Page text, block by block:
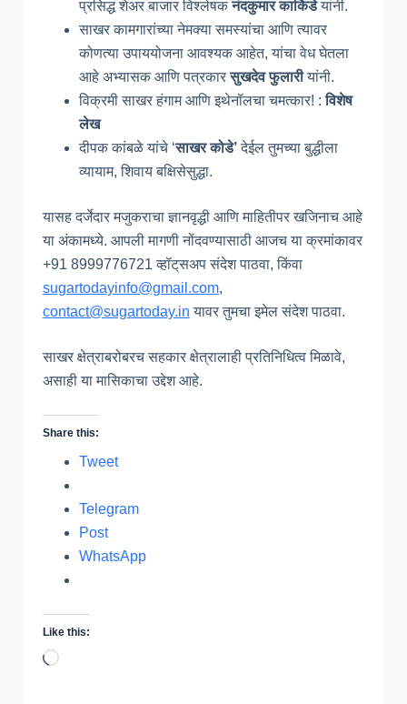
प्रसिद्ध शेअर बाजार विश्लेषकनंदकुमार कार्किडेयांनी.
साखर कामगारांच्या नेमक्या समस्यांचा आणि त्यावर
कोणत्या उपाययोजना आवश्यक आहेत, यांचा वेध घेतला
आहे अभ्यासक आणि पत्रकारसुखदेव फुलारीयांनी.
विक्रमी साखर हंगाम आणि इथेनॉलचा चमत्कार! :विशेष
लेख
दीपक कांबळे यांचे ‘साखर कोडे’देईल तुमच्या बुद्धीला
व्यायाम, शिवाय बक्षिसेसुद्धा.
यासह दर्जेदार मजुकराचा ज्ञानवृद्धी आणि माहितीपर खजिनाच आहे
या अंकामध्ये. आपली मागणी नोंदवण्यासाठी आजच या क्रमांकावर
+91 8999776721 व्हॉट्‌सअप संदेश पाठवा, किंवा
sugartodayinfo@gmail.com,
contact@sugartoday.in यावर तुमचा इमेल संदेश पाठवा.
साखर क्षेत्राबरोबरच सहकार क्षेत्रालाही प्रतिनिधित्व मिळावे,
असाही या मासिकाचा उद्देश आहे.
Share this:
Tweet
Telegram
Post
WhatsApp
Like this:
Loading…